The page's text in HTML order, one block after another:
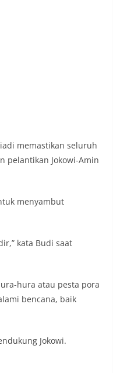
memastikan seluruh
pelantikan Jokowi-Amin
menyambut
kata Budi saat
hura atau pesta pora
bencana, baik
Jokowi.